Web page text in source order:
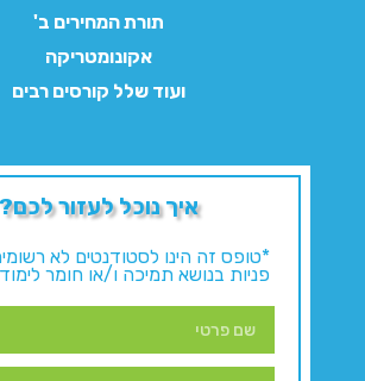
תורת המחירים ב'
אקונומטריקה
ועוד שלל קורסים רבים
איך נוכל לעזור לכם?
*טופס זה הינו לסטודנטים לא
פניות בנושא תמיכה ו/או חומר